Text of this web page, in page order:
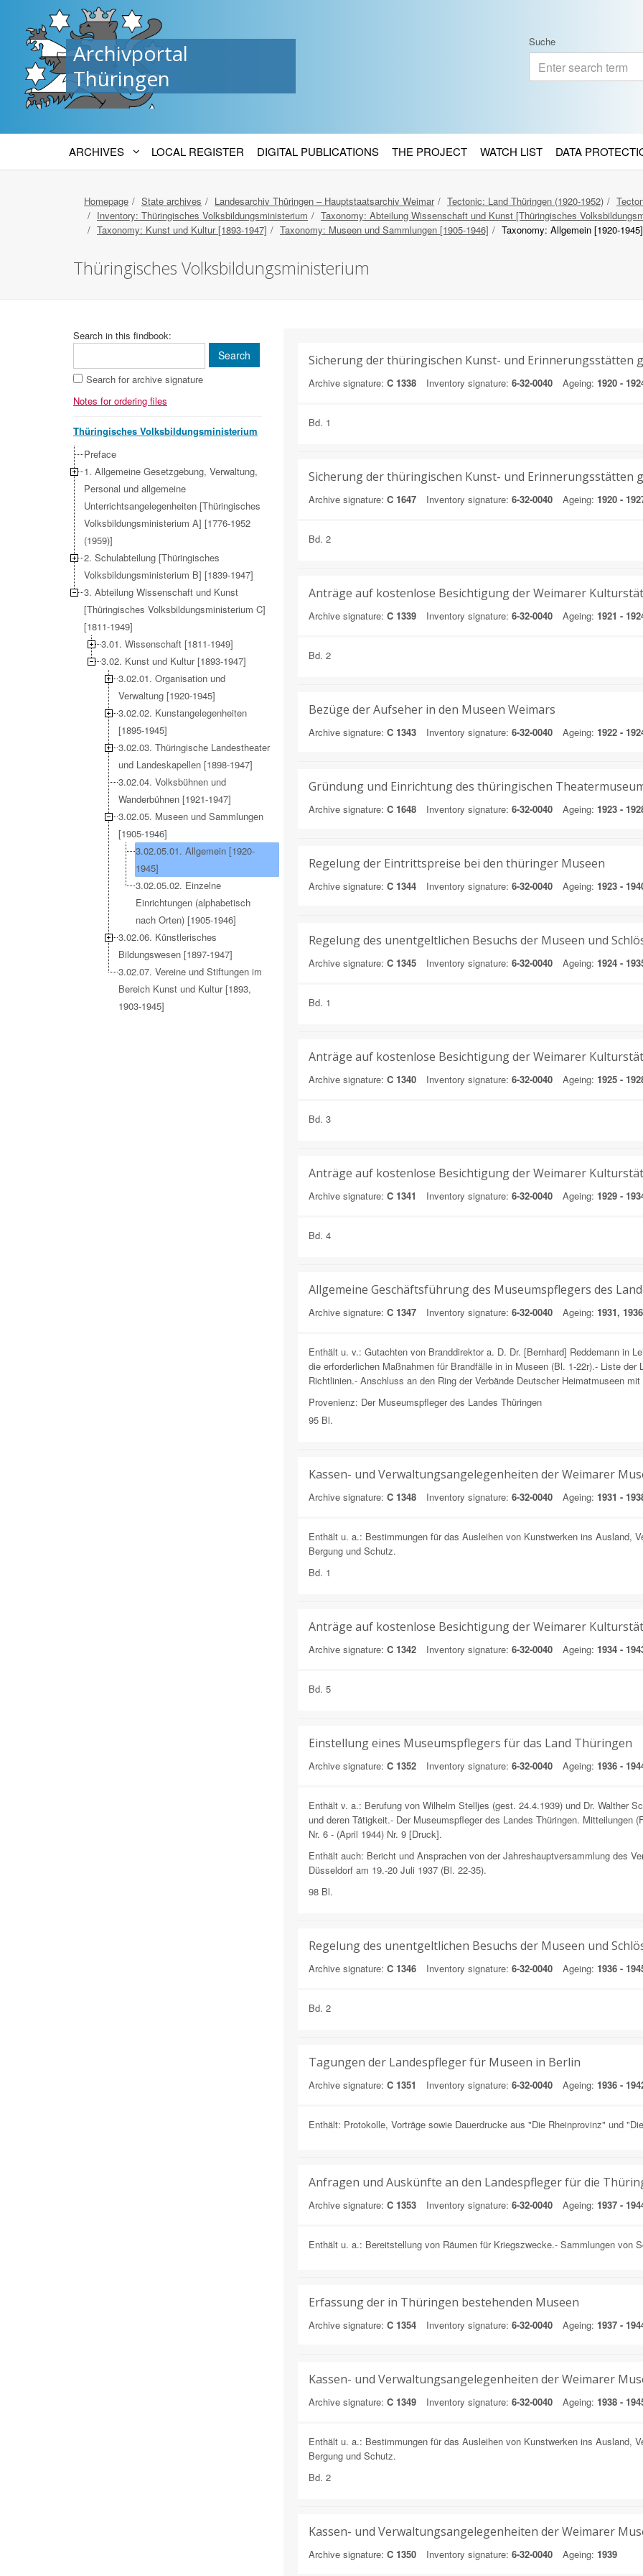
Archivportal
Thüringen
Suche
ARCHIVES LOCAL REGISTER DIGITAL PUBLICATIONS THE PROJECT WATCH LIST DATA
Homepage State archives Landesarchiv Thüringen – Hauptstaatsarchiv Weimar Tectonic: Land Thüringen (1920-1952)
Inventory: Thüringisches Volksbildungsministerium
Taxonomy: Abteilung Wissenschaft und Kunst [Thüringisches
Taxonomy: Kunst und Kultur [1893-1947]
Taxonomy: Museen und Sammlungen [1905-1946] Taxonomy: Allgemein [1920-1945]
Thüringisches Volksbildungsministerium
Search in this findbook:
Search for archive signature
Notes for ordering files
Thüringisches Volksbildungsministerium
Preface
1. Allgemeine Gesetzgebung, Verwaltung,
Personal und allgemeine
Unterrichtsangelegenheiten [Thüringisches
Volksbildungsministerium A] [1776-1952
(1959)]
2. Schulabteilung [Thüringisches
Volksbildungsministerium B] [1839-1947]
3. Abteilung Wissenschaft und Kunst
[Thüringisches Volksbildungsministerium C]
[1811-1949]
3.01. Wissenschaft [1811-1949]
3.02. Kunst und Kultur [1893-1947]
3.02.01. Organisation und
Verwaltung [1920-1945]
3.02.02. Kunstangelegenheiten
[1895-1945]
3.02.03. Thüringische Landestheater
und Landeskapellen [1898-1947]
3.02.04. Volksbühnen und
Wanderbühnen [1921-1947]
3.02.05. Museen und Sammlungen
[1905-1946]
3.02.05.01. Allgemein [1920-
1945]
3.02.05.02. Einzelne
Einrichtungen (alphabetisch
nach Orten) [1905-1946]
3.02.06. Künstlerisches
Bildungswesen [1897-1947]
3.02.07. Vereine und Stiftungen im
Bereich Kunst und Kultur [1893,
1903-1945]
Sicherung der thüringischen Kunst- und Erinnerungsstätten
Archive signature: C 1338 Inventory signature: 6-32-0040 Ageing: 1920 -
Bd. 1
Sicherung der thüringischen Kunst- und Erinnerungsstätten
Archive signature: C 1647 Inventory signature: 6-32-0040 Ageing: 1920 -
Bd. 2
Anträge auf kostenlose Besichtigung der Weimarer
Archive signature: C 1339 Inventory signature: 6-32-0040 Ageing: 1921 -
Bd. 2
Bezüge der Aufseher in den Museen Weimars
Archive signature: C 1343 Inventory signature: 6-32-0040 Ageing: 1922 -
Gründung und Einrichtung des thüringischen
Archive signature: C 1648 Inventory signature: 6-32-0040 Ageing: 1923 -
Regelung der Eintrittspreise bei den thüringer Museen
Archive signature: C 1344 Inventory signature: 6-32-0040 Ageing: 1923 -
Regelung des unentgeltlichen Besuchs der Museen und
Archive signature: C 1345 Inventory signature: 6-32-0040 Ageing: 1924 -
Bd. 1
Anträge auf kostenlose Besichtigung der Weimarer
Archive signature: C 1340 Inventory signature: 6-32-0040 Ageing: 1925 -
Bd. 3
Anträge auf kostenlose Besichtigung der Weimarer
Archive signature: C 1341 Inventory signature: 6-32-0040 Ageing: 1929 -
Bd. 4
Allgemeine Geschäftsführung des Museumspflegers des
Archive signature: C 1347 Inventory signature: 6-32-0040 Ageing: 1931,
Enthält u. v.: Gutachten von Branddirektor a. D. Dr. [Bernhard] Reddemann in
die erforderlichen Maßnahmen für Brandfälle in in Museen (Bl. 1-22r).- Liste
Richtlinien.- Anschluss an den Ring der Verbände Deutscher Heimatmuseen
Provenienz: Der Museumspfleger des Landes Thüringen
95 Bl.
Kassen- und Verwaltungsangelegenheiten der Weimarer
Archive signature: C 1348 Inventory signature: 6-32-0040 Ageing: 1931 -
Enthält u. a.: Bestimmungen für das Ausleihen von Kunstwerken ins Ausland,
Bergung und Schutz.
Bd. 1
Anträge auf kostenlose Besichtigung der Weimarer
Archive signature: C 1342 Inventory signature: 6-32-0040 Ageing: 1934 -
Bd. 5
Einstellung eines Museumspflegers für das Land Thüringen
Archive signature: C 1352 Inventory signature: 6-32-0040 Ageing: 1936 -
Enthält v. a.: Berufung von Wilhelm Stelljes (gest. 24.4.1939) und Dr. Walther
und deren Tätigkeit.- Der Museumspfleger des Landes Thüringen. Mitteilungen
Nr. 6 - (April 1944) Nr. 9 [Druck].
Enthält auch: Bericht und Ansprachen von der Jahreshauptversammlung des
Düsseldorf am 19.-20 Juli 1937 (Bl. 22-35).
98 Bl.
Regelung des unentgeltlichen Besuchs der Museen und
Archive signature: C 1346 Inventory signature: 6-32-0040 Ageing: 1936 -
Bd. 2
Tagungen der Landespfleger für Museen in Berlin
Archive signature: C 1351 Inventory signature: 6-32-0040 Ageing: 1936 -
Enthält: Protokolle, Vorträge sowie Dauerdrucke aus "Die Rheinprovinz" und
Anfragen und Auskünfte an den Landespfleger für die
Archive signature: C 1353 Inventory signature: 6-32-0040 Ageing: 1937 -
Enthält u. a.: Bereitstellung von Räumen für Kriegszwecke.- Sammlungen von
Erfassung der in Thüringen bestehenden Museen
Archive signature: C 1354 Inventory signature: 6-32-0040 Ageing: 1937 -
Kassen- und Verwaltungsangelegenheiten der Weimarer
Archive signature: C 1349 Inventory signature: 6-32-0040 Ageing: 1938 -
Enthält u. a.: Bestimmungen für das Ausleihen von Kunstwerken ins Ausland,
Bergung und Schutz.
Bd. 2
Kassen- und Verwaltungsangelegenheiten der Weimarer
Archive signature: C 1350 Inventory signature: 6-32-0040 Ageing: 1939